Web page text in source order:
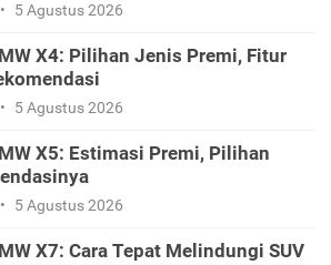
• 5 Agustus 2026
X4: Pilihan Jenis Premi, Fitur
• 5 Agustus 2026
X5: Estimasi Premi, Pilihan
• 5 Agustus 2026
X7: Cara Tepat Melindungi SUV